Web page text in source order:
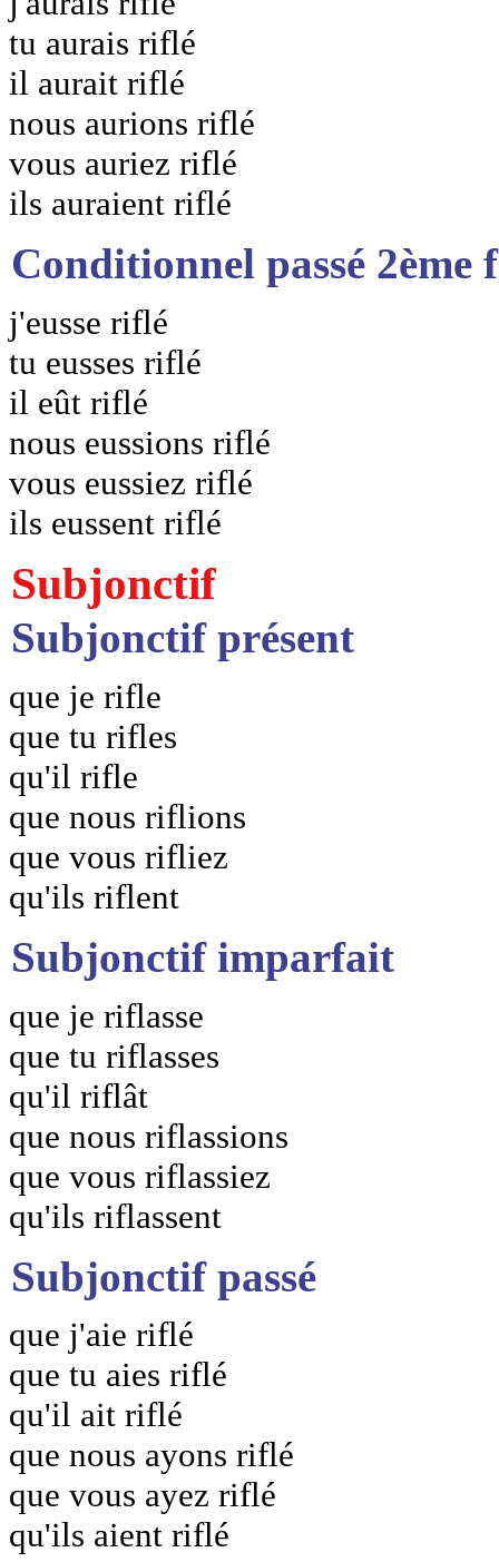
tu aurais riflé
il aurait riflé
nous aurions riflé
vous auriez riflé
ils auraient riflé
Conditionnel passé 2ème
j'eusse riflé
tu eusses riflé
il eût riflé
nous eussions riflé
vous eussiez riflé
ils eussent riflé
Subjonctif
Subjonctif présent
que je rifle
que tu rifles
qu'il rifle
que nous riflions
que vous rifliez
qu'ils riflent
Subjonctif imparfait
que je riflasse
que tu riflasses
qu'il riflât
que nous riflassions
que vous riflassiez
qu'ils riflassent
Subjonctif passé
que j'aie riflé
que tu aies riflé
qu'il ait riflé
que nous ayons riflé
que vous ayez riflé
qu'ils aient riflé